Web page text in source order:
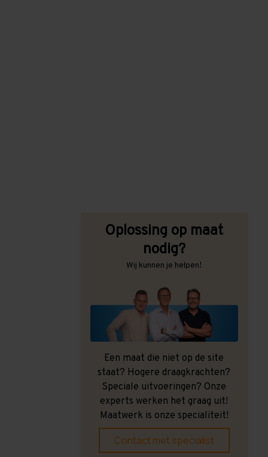
Oplossing op maat
nodig?
Wij kunnen je helpen!
Een maat die niet op de site
staat? Hogere draagkrachten?
Speciale uitvoeringen? Onze
experts werken het graag uit!
Maatwerk is onze specialiteit!
Contact met specialist